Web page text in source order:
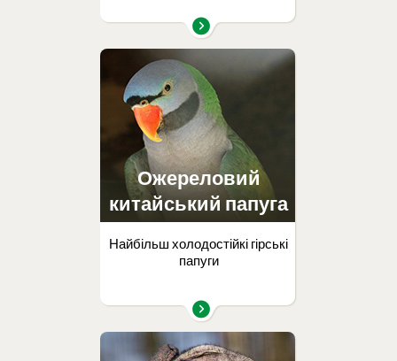
Ожереловий
китайський папуга
Найбільш холодостійкі гірські
папуги